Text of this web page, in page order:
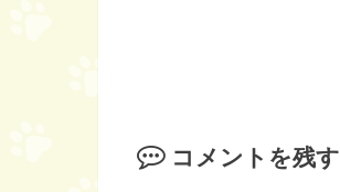
コメントを残す